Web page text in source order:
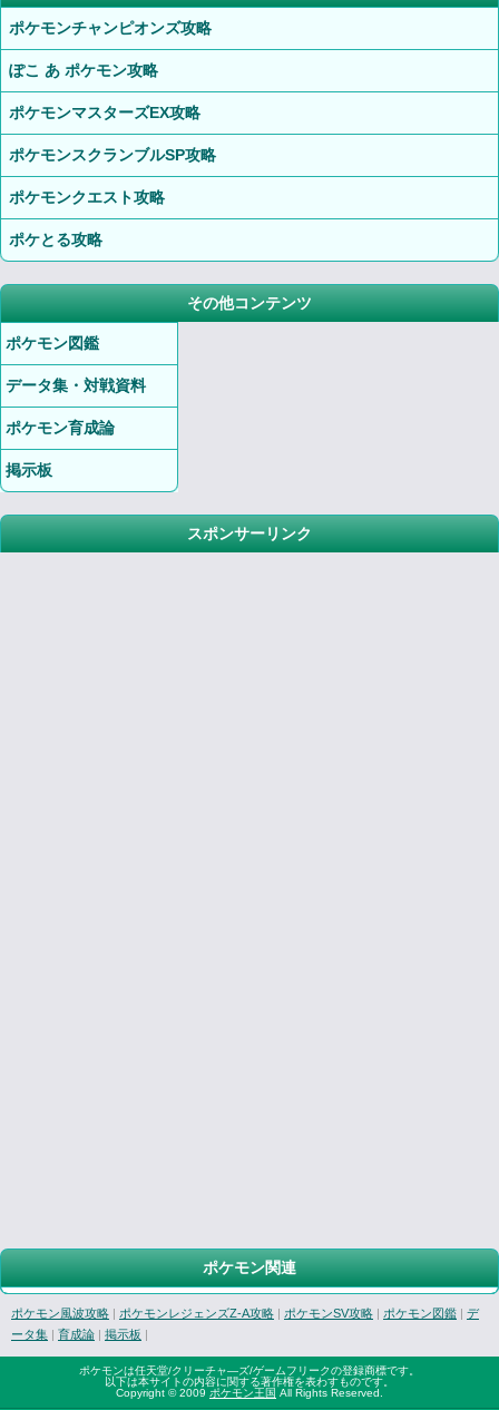
ポケモンチャンピオンズ攻略
ぽこ あ ポケモン攻略
ポケモンマスターズEX攻略
ポケモンスクランブルSP攻略
ポケモンクエスト攻略
ポケとる攻略
その他コンテンツ
ポケモン図鑑
データ集・対戦資料
ポケモン育成論
掲示板
スポンサーリンク
ポケモン関連
ポケモン風波攻略 | ポケモンレジェンズZ-A攻略 | ポケモンSV攻略 | ポケモン図鑑 | デ
ータ集 | 育成論 | 掲示板 |
ポケモンは任天堂/クリーチャ―ズ/ゲームフリークの登録商標です。
以下は本サイトの内容に関する著作権を表わすものです。
Copyright © 2009 ポケモン王国 All Rights Reserved.